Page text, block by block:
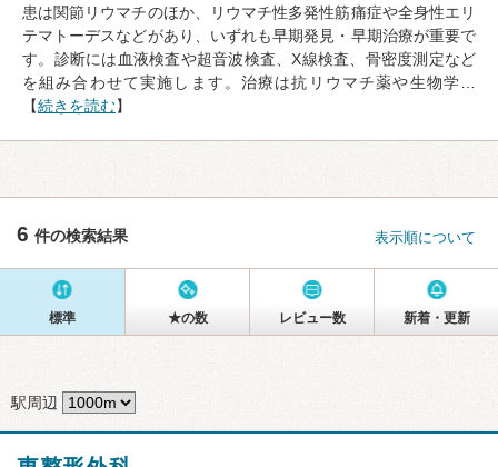
患は関節リウマチのほか、リウマチ性多発性筋痛症や全身性エリ
テマトーデスなどがあり、いずれも早期発見・早期治療が重要で
す。診断には血液検査や超音波検査、X線検査、骨密度測定など
を組み合わせて実施します。治療は抗リウマチ薬や生物学…
【続きを読む】
6 件の検索結果 表示順について
標準 ★の数 レビュー数 新着・更新
駅周辺